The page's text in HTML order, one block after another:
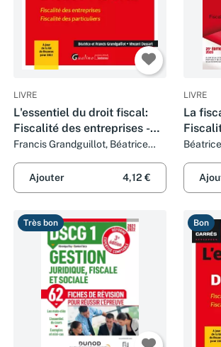
LIVRE
L'essentiel du droit fiscal:
Fiscalité des entreprises -
Fiscalité des particuliers. À
jour de la loi de finances
pour 2022
Francis Grandguillot, Béatrice
Ajouter
4,12 €
LIVRE
La
Très bon Bon